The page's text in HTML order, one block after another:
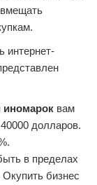
интернет-
иномарок вам
долларов.
в пределах
бизнес